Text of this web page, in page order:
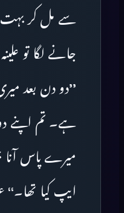
سے مل کر
جانے لگا تو
’’دو دن بعد
ہے۔ تم اپنے
میرے پاس
ایپ کیا